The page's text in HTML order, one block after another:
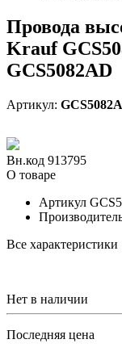
Провода
Krauf
GCS5082AD
Артикул:
Вн.код 913795
О товаре
Артикул
Все характеристики
Нет в наличии
Последняя цена